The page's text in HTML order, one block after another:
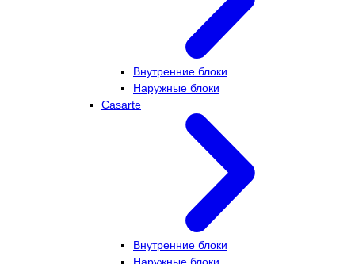
Внутренние блоки
Наружные блоки
Casarte
Внутренние блоки